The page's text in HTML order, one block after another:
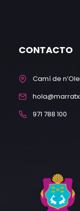
CONTACTO
Camí de
971 788 100